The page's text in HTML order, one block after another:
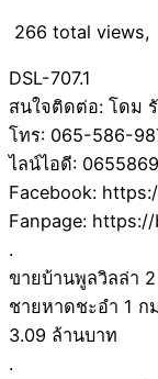
266 total
DSL-707.1
สนใจติดต่อ: โดม
โทร: 065-586-
ไลน์ไอดี:
Facebook:
Fanpage:
.
ขายบ้านพูลวิลล่า
ชายหาดชะอำ 1 ก
3.09 ล้านบาท
.